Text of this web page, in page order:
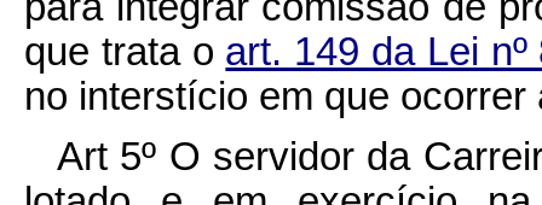
que trata o art. 149 da Lei
no interstício em que ocorrer
Art 5º O servidor da